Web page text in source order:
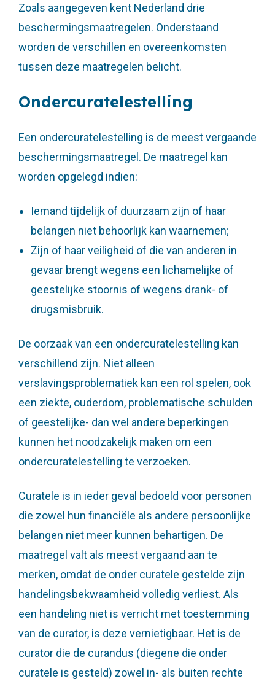
Zoals aangegeven kent Nederland drie
beschermingsmaatregelen. Onderstaand
worden de verschillen en overeenkomsten
tussen deze maatregelen belicht.
Ondercuratelestelling
Een ondercuratelestelling is de meest vergaande
beschermingsmaatregel. De maatregel kan
worden opgelegd indien:
Iemand tijdelijk of duurzaam zijn of haar
belangen niet behoorlijk kan waarnemen;
Zijn of haar veiligheid of die van anderen in
gevaar brengt wegens een lichamelijke of
geestelijke stoornis of wegens drank- of
drugsmisbruik.
De oorzaak van een ondercuratelestelling kan
verschillend zijn. Niet alleen
verslavingsproblematiek kan een rol spelen, ook
een ziekte, ouderdom, problematische schulden
of geestelijke- dan wel andere beperkingen
kunnen het noodzakelijk maken om een
ondercuratelestelling te verzoeken.
Curatele is in ieder geval bedoeld voor personen
die zowel hun financiële als andere persoonlijke
belangen niet meer kunnen behartigen. De
maatregel valt als meest vergaand aan te
merken, omdat de onder curatele gestelde zijn
handelingsbekwaamheid volledig verliest. Als
een handeling niet is verricht met toestemming
van de curator, is deze vernietigbaar. Het is de
curator die de curandus (diegene die onder
curatele is gesteld) zowel in- als buiten rechte